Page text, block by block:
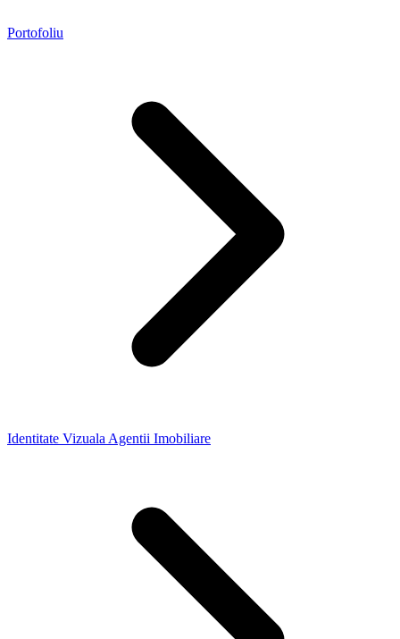
Portofoliu
Identitate Vizuala Agentii Imobiliare